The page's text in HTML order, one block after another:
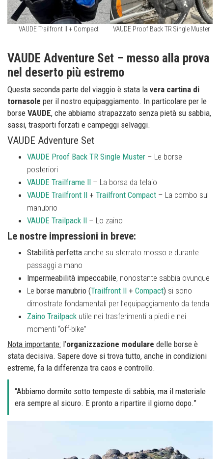
VAUDE Trailfront II + Compact VAUDE Proof Back TR Single Muster
VAUDE Adventure Set – messo alla prova
nel deserto più estremo
Questa seconda parte del viaggio è stata la vera cartina di
tornasole per il nostro equipaggiamento. In particolare per le
borse VAUDE, che abbiamo strapazzato senza pietà su sabbia,
sassi, trasporti forzati e campeggi selvaggi.
VAUDE Adventure Set
VAUDE Proof Back TR Single Muster – Le borse
posteriori
VAUDE Trailframe II – La borsa da telaio
VAUDE Trailfront II + Trailfront Compact – La combo sul
manubrio
VAUDE Trailpack II – Lo zaino
Le nostre impressioni in breve:
Stabilità perfetta anche su sterrato mosso e durante
passaggi a mano
Impermeabilità impeccabile, nonostante sabbia ovunque
Le borse manubrio (Trailfront II + Compact) si sono
dimostrate fondamentali per l’equipaggiamento da tenda
Zaino Trailpack utile nei trasferimenti a piedi e nei
momenti “off-bike”
Nota importante: l’organizzazione modulare delle borse è
stata decisiva. Sapere dove si trova tutto, anche in condizioni
estreme, fa la differenza tra caos e controllo.
“Abbiamo dormito sotto tempeste di sabbia, ma il materiale
era sempre al sicuro. E pronto a ripartire il giorno dopo.”